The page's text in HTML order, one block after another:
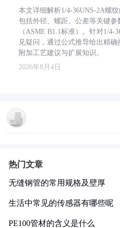
本文详细解析1/4-36UNS-2A螺
包括外径、螺距、公差等关键
（ASME B1.1标准）。针对1/4-
见疑问，通过公式推导给出精
附加工艺建议与扩展知识。
2026年8月4日
热门文章
无缝钢管的常用规格及壁厚
生活中常见的传感器有哪些呢
PE100管材的含义是什么